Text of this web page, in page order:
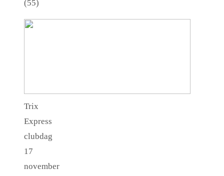
(55)
Trix
Express
clubdag
17
november